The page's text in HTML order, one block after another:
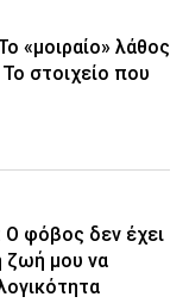
«μοιραίο» λάθος
στοιχείο που
Ο φόβος δεν έχει
ζωή μου να